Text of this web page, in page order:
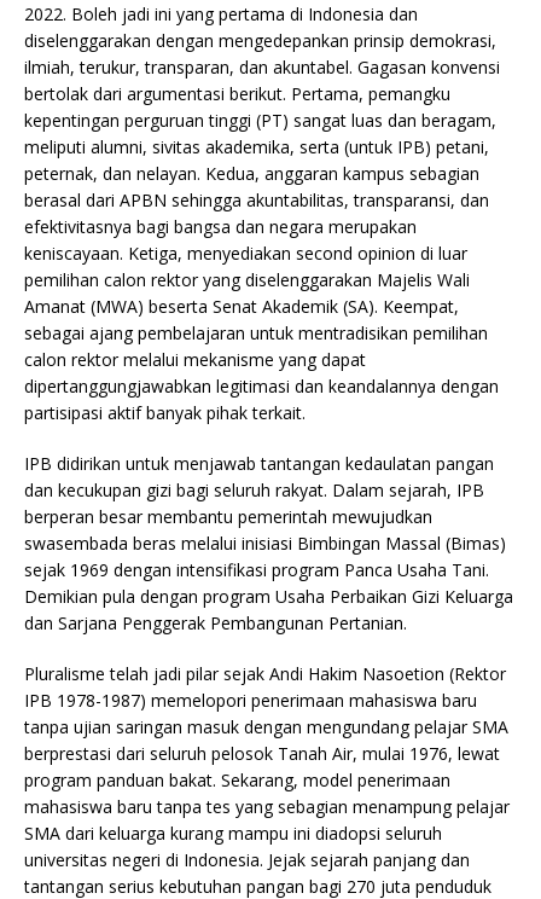
2022. Boleh jadi ini yang pertama di Indonesia dan
diselenggarakan dengan mengedepankan prinsip demokrasi,
ilmiah, terukur, transparan, dan akuntabel. Gagasan konvensi
bertolak dari argumentasi berikut. Pertama, pemangku
kepentingan perguruan tinggi (PT) sangat luas dan beragam,
meliputi alumni, sivitas akademika, serta (untuk IPB) petani,
peternak, dan nelayan. Kedua, anggaran kampus sebagian
berasal dari APBN sehingga akuntabilitas, transparansi, dan
efektivitasnya bagi bangsa dan negara merupakan
keniscayaan. Ketiga, menyediakan second opinion di luar
pemilihan calon rektor yang diselenggarakan Majelis Wali
Amanat (MWA) beserta Senat Akademik (SA). Keempat,
sebagai ajang pembelajaran untuk mentradisikan pemilihan
calon rektor melalui mekanisme yang dapat
dipertanggungjawabkan legitimasi dan keandalannya dengan
partisipasi aktif banyak pihak terkait.
IPB didirikan untuk menjawab tantangan kedaulatan pangan
dan kecukupan gizi bagi seluruh rakyat. Dalam sejarah, IPB
berperan besar membantu pemerintah mewujudkan
swasembada beras melalui inisiasi Bimbingan Massal (Bimas)
sejak 1969 dengan intensifikasi program Panca Usaha Tani.
Demikian pula dengan program Usaha Perbaikan Gizi Keluarga
dan Sarjana Penggerak Pembangunan Pertanian.
Pluralisme telah jadi pilar sejak Andi Hakim Nasoetion (Rektor
IPB 1978-1987) memelopori penerimaan mahasiswa baru
tanpa ujian saringan masuk dengan mengundang pelajar SMA
berprestasi dari seluruh pelosok Tanah Air, mulai 1976, lewat
program panduan bakat. Sekarang, model penerimaan
mahasiswa baru tanpa tes yang sebagian menampung pelajar
SMA dari keluarga kurang mampu ini diadopsi seluruh
universitas negeri di Indonesia. Jejak sejarah panjang dan
tantangan serius kebutuhan pangan bagi 270 juta penduduk